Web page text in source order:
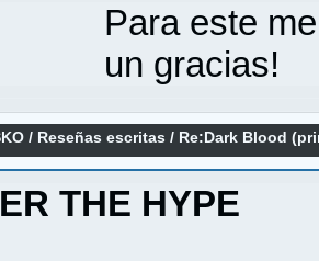
Para este
un gracias!
/ Reseñas escritas / Re:Dark Blood
THE HYPE